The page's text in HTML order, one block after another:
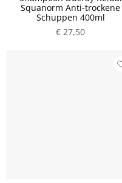
Squanorm Anti-trockene
Schuppen 400ml
€ 27,50